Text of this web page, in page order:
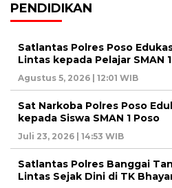
PENDIDIKAN
Satlantas Polres Poso
Lintas kepada Pelajar SMAN
Agustus 5, 2026 | 12:01 WIB
Sat Narkoba Polres Poso
kepada Siswa SMAN 1 Poso
Juli 23, 2026 | 14:53 WIB
Satlantas Polres Banggai
Lintas Sejak Dini di TK